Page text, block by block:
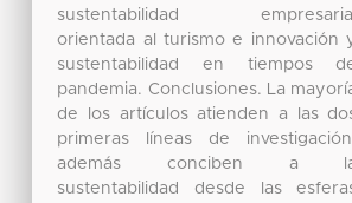
sustentabilidad empresarial
orientada al turismo e innovación
sustentabilidad en tiempos
pandemia. Conclusiones. La
de los artículos atienden a las
primeras líneas de
además conciben a
sustentabilidad desde las